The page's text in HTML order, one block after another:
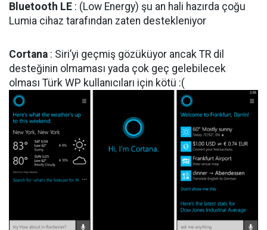
Bluetooth LE : (Low Energy) şu an hali hazırda çoğu
Lumia cihaz tarafından zaten destekleniyor
Cortana : Siri’yi geçmiş gözüküyor ancak TR dil
desteğinin olmaması yada çok geç gelebilecek
olması Türk WP kullanıcıları için kötü :(